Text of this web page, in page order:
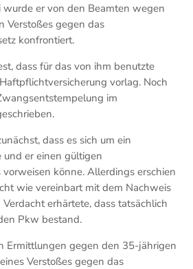
wurde er von den Beamten wegen
Verstoßes gegen das
konfrontiert.
dass für das von ihm benutzte
vorlag. Noch
im
dass es sich um ein
er einen gültigen
könne. Allerdings erschien
wie vereinbart mit dem Nachweis
erhärtete, dass tatsächlich
Pkw bestand.
Ermittlungen gegen den 35-jährigen
Verstoßes gegen das